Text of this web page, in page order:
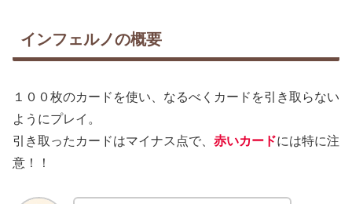
インフェルノの概要
１００枚のカードを使い、なるべくカードを引き取らない
ようにプレイ。
引き取ったカードはマイナス点で、 赤いカードには特に注
意！！